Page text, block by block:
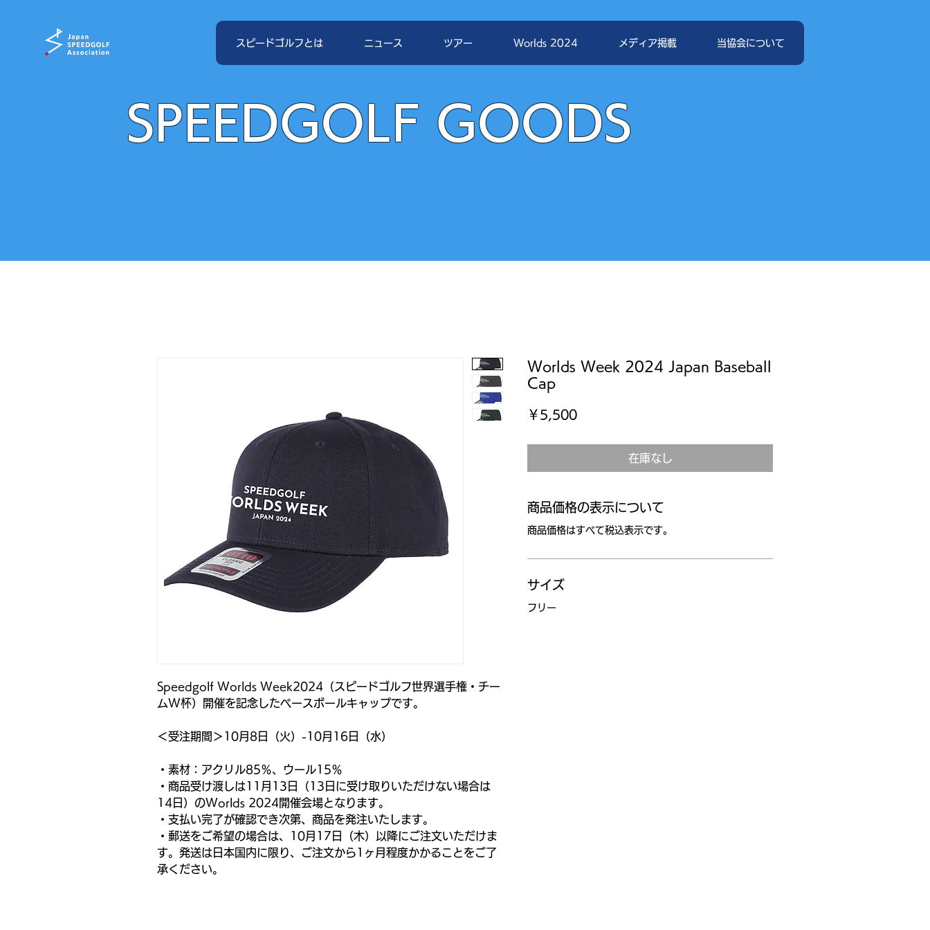
スピードゴルフとは ニュース ツアー Worlds 2024 メディア掲載 当協会について
SPEEDGOLF GOODS
Speedgolf Worlds Week2024（スピードゴルフ世界選手権・チー
ムW杯）開催を記念したベースボールキャップです。
＜受注期間＞10月8日（火）-10月16日（水）
・素材：アクリル85％、ウール15％
・商品受け渡しは11月13日（13日に受け取りいただけない場合は
14日）のWorlds 2024開催会場となります。
・支払い完了が確認でき次第、商品を発注いたします。
・郵送をご希望の場合は、10月17日（木）以降にご注文いただけま
す。発送は日本国内に限り、ご注文から1ヶ月程度かかることをご了
承ください。
Worlds Week 2024 Japan Baseball
Cap
￥5,500価
在庫なし
商品価格の表示について
商品価格はすべて税込表示です。
サイズ
フリー